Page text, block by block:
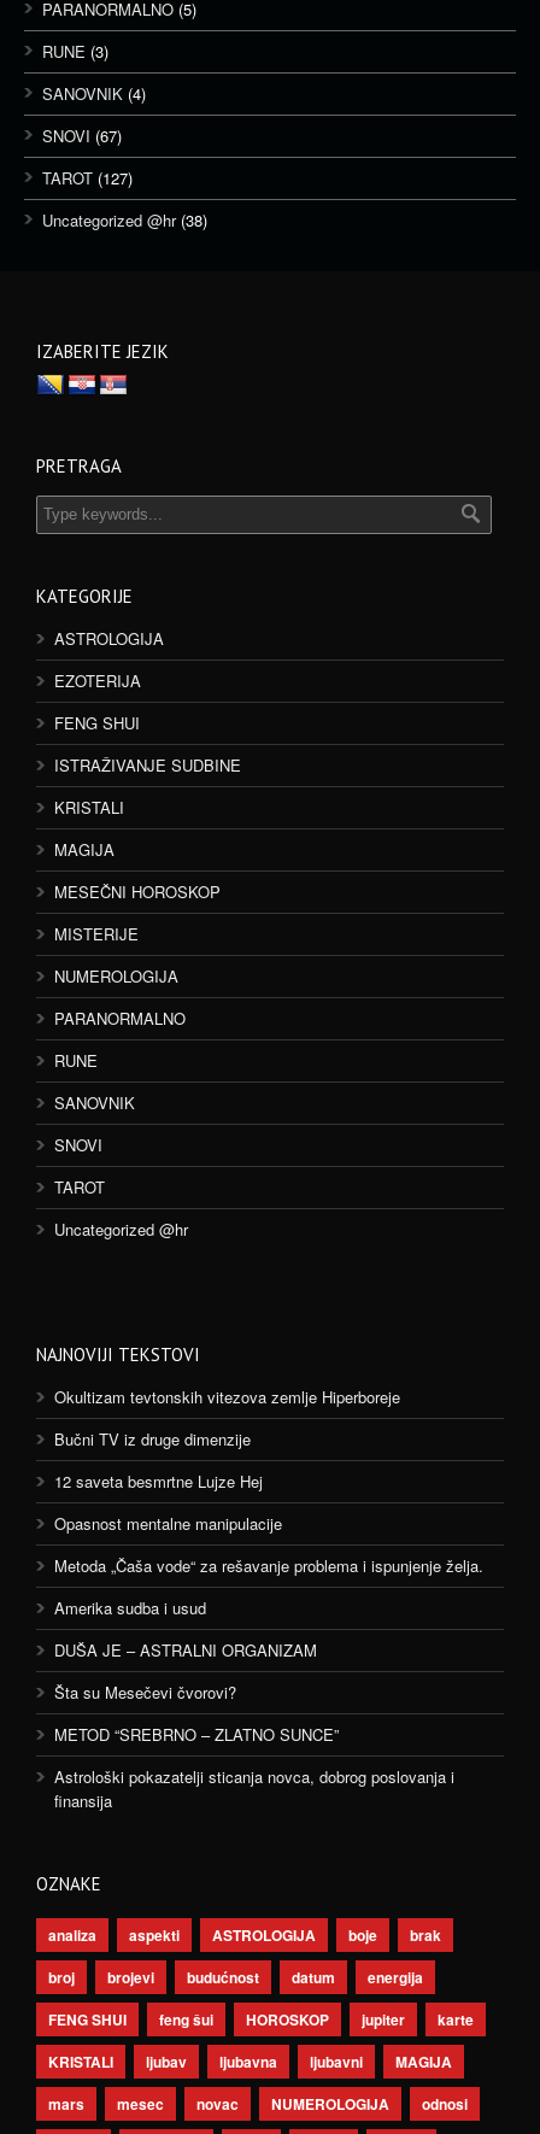
PARANORMALNO (5)
RUNE (3)
SANOVNIK (4)
SNOVI (67)
TAROT (127)
Uncategorized @hr(38)
IZABERITE JEZIK
PRETRAGA
KATEGORIJE
ASTROLOGIJA
EZOTERIJA
FENG SHUI
ISTRAŽIVANJE SUDBINE
KRISTALI
MAGIJA
MESEČNI HOROSKOP
MISTERIJE
NUMEROLOGIJA
PARANORMALNO
RUNE
SANOVNIK
SNOVI
TAROT
Uncategorized @hr
NAJNOVIJI TEKSTOVI
Okultizam tevtonskih vitezova zemlje Hiperboreje
Bučni TV iz druge dimenzije
12 saveta besmrtne Lujze Hej
Opasnost mentalne manipulacije
Metoda „Čaša vode“ za rešavanje problema i ispunjenje želja.
Amerika sudba i usud
DUŠA JE – ASTRALNI ORGANIZAM
Šta su Mesečevi čvorovi?
METOD “SREBRNO – ZLATNO SUNCE”
Astrološki pokazatelji sticanja novca, dobrog poslovanja i
finansija
OZNAKE
analiza aspekti ASTROLOGIJA boje
brak
broj
brojevi budućnost datum
energija
FENG SHUI
feng šui HOROSKOP jupiter
karte
KRISTALI
ljubav ljubavna ljubavni
MAGIJA
mars
mesec novac NUMEROLOGIJA odnosi